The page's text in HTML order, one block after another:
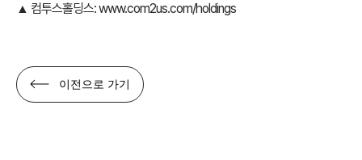
▲ 컴투스홀딩스:www.com2us.com/holdings
이전으로 가기